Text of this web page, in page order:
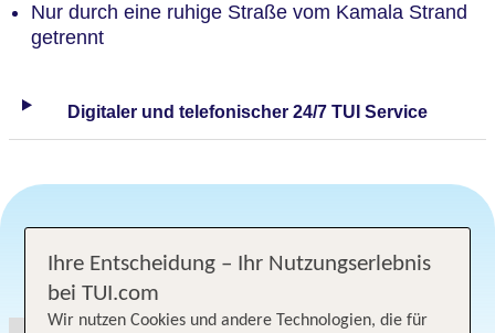
Nur durch eine ruhige Straße vom Kamala Strand
getrennt
Digitaler und telefonischer 24/7 TUI Service
Angebotsauswahl
Ihre Entscheidung – Ihr Nutzungserlebnis
bei TUI.com
Wir nutzen Cookies und andere Technologien, die für